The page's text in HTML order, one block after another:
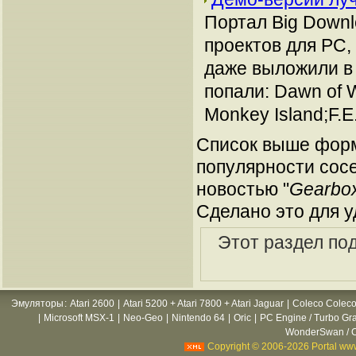
Портал Big
проектов для
даже выложили в
попали: Dawn of
Monkey
Список выше
популярности
новостью "
Сделано это для
Этот раздел
Эмуляторы : Atari 2600 Atari 5200 + Atari 7800 + Atari Jaguar
Coleco
Microsoft MSX-1 Neo-Geo Nintendo 64 Oric
PC Engine / Turbo
WonderSwan /
Copyright © 2006-2026 Portal